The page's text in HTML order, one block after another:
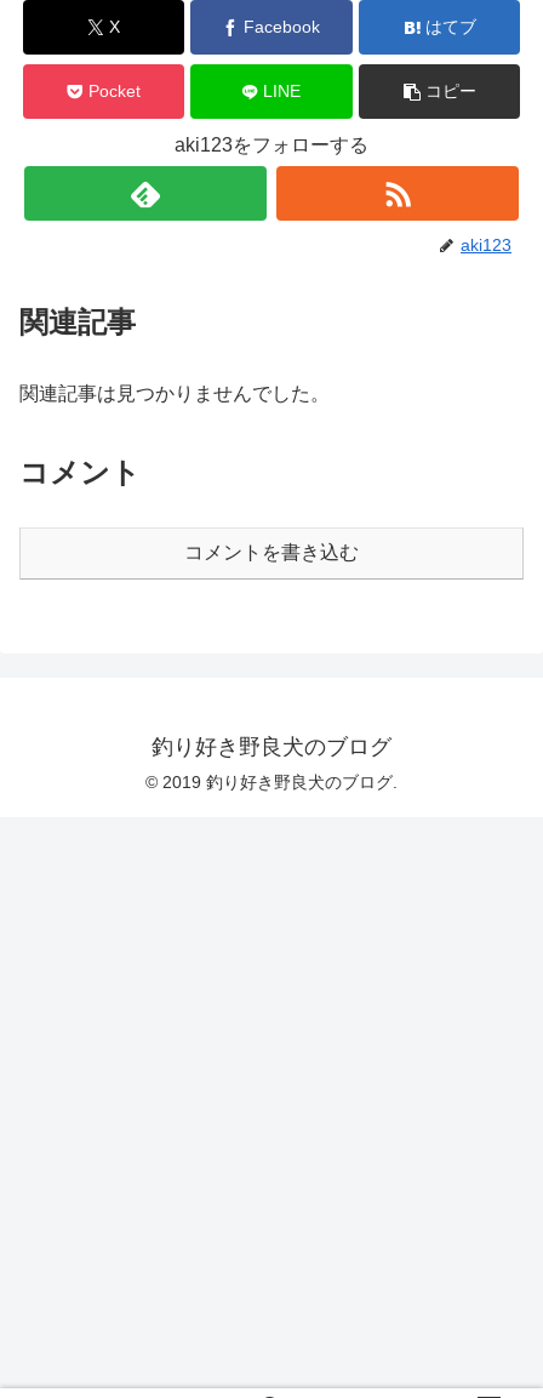
X Facebook はてブ
Pocket LINE コピー
aki123をフォローする
aki123
関連記事
関連記事は見つかりませんでした。
コメント
コメントを書き込む
釣り好き野良犬のブログ
© 2019 釣り好き野良犬のブログ.